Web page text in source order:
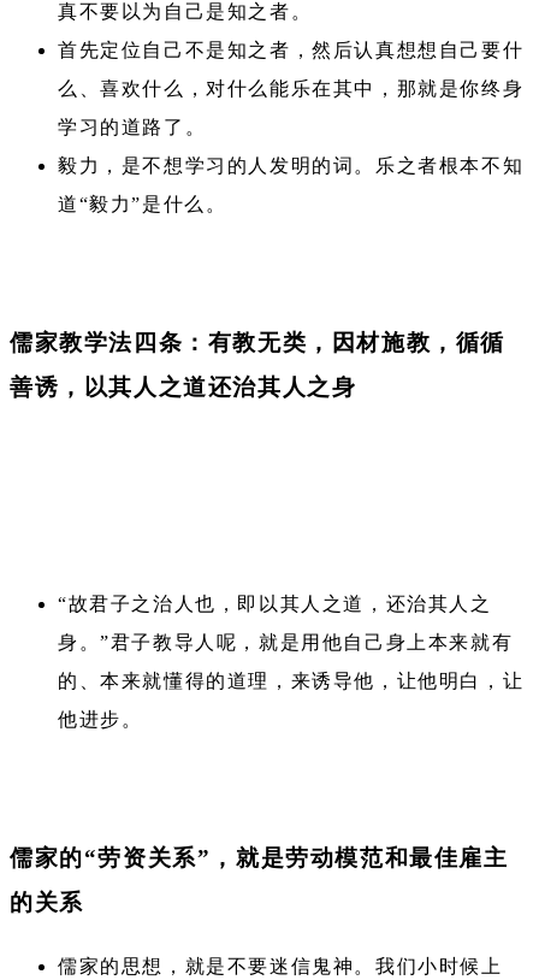
真不要以为自己是知之者。
首先定位自己不是知之者，然后认真想想自己要什
么、喜欢什么，对什么能乐在其中，那就是你终身
学习的道路了。
毅力，是不想学习的人发明的词。乐之者根本不知
道“毅力”是什么。
儒家教学法四条：有教无类，因材施教，循循
善诱，以其人之道还治其人之身
“故君子之治人也，即以其人之道，还治其人之
身。”君子教导人呢，就是用他自己身上本来就有
的、本来就懂得的道理，来诱导他，让他明白，让
他进步。
儒家的“劳资关系”，就是劳动模范和最佳雇主
的关系
儒家的思想，就是不要迷信鬼神。我们小时候上